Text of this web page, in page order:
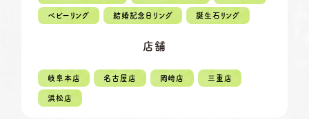
デザイン事例
お店を探す
資料請求
ベビーリング 結婚記念日リング 誕生石リング
店舗
岐阜本店 名古屋店 岡崎店 三重店
浜松店
岡崎店 TEL.0564-74-8033
10:00〜18:30
三重店